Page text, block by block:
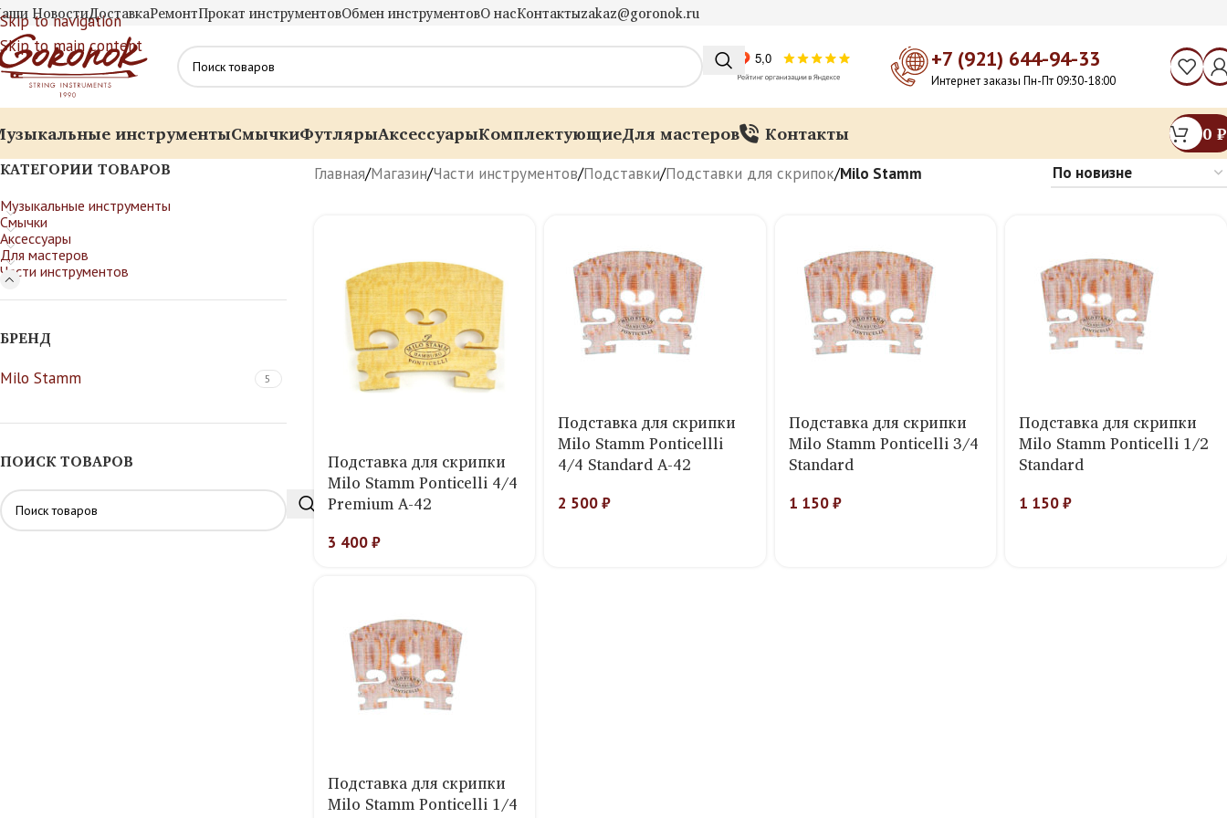
Skip to navigation
Skip to main content
НовостиДоставкаРемонтПрокат инструментовОбмен инструментовО насКонтактыzakaz@goronok.ru
+7 (921) 644-94-33
Интернет заказы Пн-Пт 09:30-18:00
инструментыСмычкиФутлярыАксессуарыКомплектующиеДля мастеров Контакты 0 ₽
КАТЕГОРИИ ТОВАРОВ
Музыкальные инструменты
Смычки
Аксессуары
Для мастеров
Части инструментов
БРЕНД
Milo Stamm 5
ПОИСК ТОВАРОВ
Главная/Магазин/Части инструментов/Подставки/Подставки для скрипок/Milo Stamm
Подставка для скрипки
Milo Stamm Ponticelli 4/4
Premium A-42
3 400₽
Подставка для скрипки
Milo Stamm Ponticellli
4/4 Standard A-42
2 500₽
Подставка для скрипки
Milo Stamm Ponticelli 3/4
Standard
1 150₽
Подставка для скрипки
Milo Stamm Ponticelli 1/2
Standard
1 150₽
Подставка для скрипки
Milo Stamm Ponticelli 1/4